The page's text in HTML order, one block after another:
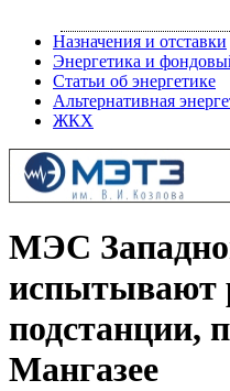
Назначения и отставки
Энергетика и
Статьи об энергетике
Альтернативная
ЖКХ
МЭС
испытывают
подстанции,
Мангазее